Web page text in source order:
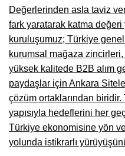
Çanakkale Mobilyacılar,
Karabağlar Mobilyacıları,
Aydın Mobilya Mağazaları,
Bilecik Mobilyacılar, Mobilya
Çorum Mobilyacılar, Mobilya
Denizli Mobilyacılar, Mobilya
Değerlerinden asla taviz
fark yaratarak katma değeri
kuruluşumuz; Türkiye
kurumsal mağaza
yüksek kalitede B2B alım
paydaşlar için Ankara
çözüm ortaklarından
yapısıyla hedeflerini her
Türkiye ekonomisine yön
yolunda istikrarlı